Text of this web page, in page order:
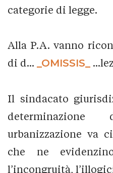
categorie di legge.
Alla P.A. vanno
di d...
_OMISSIS_
Il sindacato
urbanizzazione va
che ne
l’incongruità,